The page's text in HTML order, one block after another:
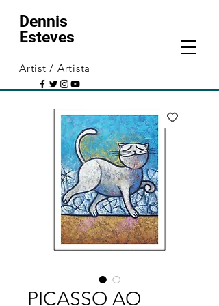
Dennis
Esteves
Artist / Artista
PICASSO AO